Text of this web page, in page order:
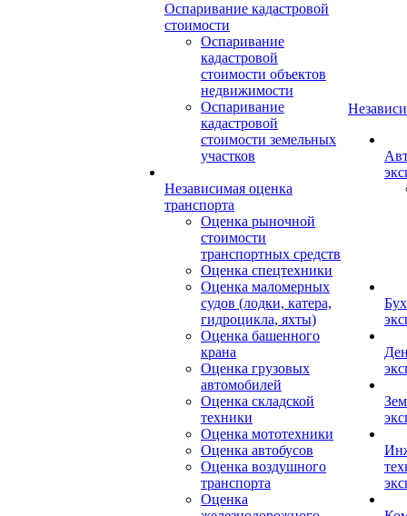
Оспаривание кадастровой
стоимости
Оспаривание
кадастровой
стоимости объектов
недвижимости
Оспаривание
кадастровой
стоимости земельных
участков
Независимая оценка
транспорта
Оценка рыночной
стоимости
транспортных средств
Оценка спецтехники
Оценка маломерных
судов (лодки, катера,
гидроцикла, яхты)
Оценка башенного
крана
Оценка грузовых
автомобилей
Оценка складской
техники
Оценка мототехники
Оценка автобусов
Оценка воздушного
транспорта
Оценка